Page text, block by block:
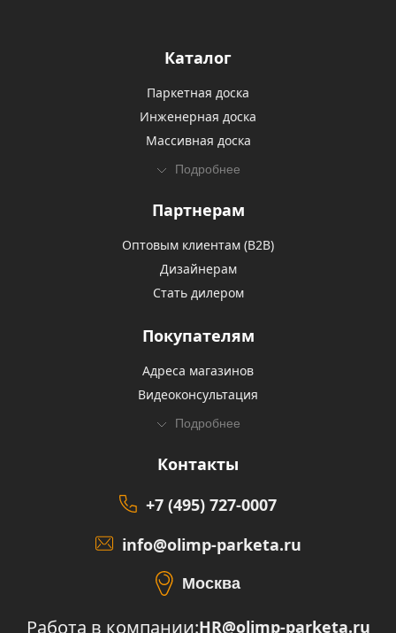
Каталог
Паркетная доска
Инженерная доска
Массивная доска
Подробнее
Партнерам
Оптовым клиентам (В2В)
Дизайнерам
Стать дилером
Покупателям
Адреса магазинов
Видеоконсультация
Подробнее
Контакты
+7 (495) 727-0007
info@olimp-parketa.ru
Москва
Работа в компании:HR@olimp-parketa.ru